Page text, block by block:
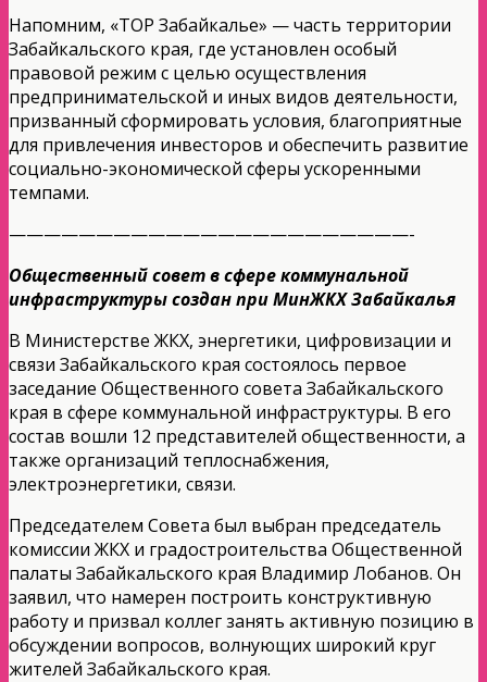
Напомним, «ТОР Забайкалье» — часть территории
Забайкальского края, где установлен особый
правовой режим с целью осуществления
предпринимательской и иных видов деятельности,
призванный сформировать условия, благоприятные
для привлечения инвесторов и обеспечить развитие
социально-экономической сферы ускоренными
темпами.
———————————————————————-
Общественный совет в сфере коммунальной
инфраструктуры создан при МинЖКХ Забайкалья
В Министерстве ЖКХ, энергетики, цифровизации и
связи Забайкальского края состоялось первое
заседание Общественного совета Забайкальского
края в сфере коммунальной инфраструктуры. В его
состав вошли 12 представителей общественности, а
также организаций теплоснабжения,
электроэнергетики, связи.
Председателем Совета был выбран председатель
комиссии ЖКХ и градостроительства Общественной
палаты Забайкальского края Владимир Лобанов. Он
заявил, что намерен построить конструктивную
работу и призвал коллег занять активную позицию в
обсуждении вопросов, волнующих широкий круг
жителей Забайкальского края.